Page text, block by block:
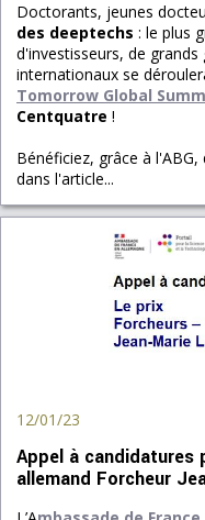
Doctorants, jeunes
des deeptechs : le plus
d'investisseurs, de
internationaux se
Tomorrow Global
Centquatre !
Bénéficiez, grâce à
dans l'article...
12/01/23
Appel à
allemand Forcheur